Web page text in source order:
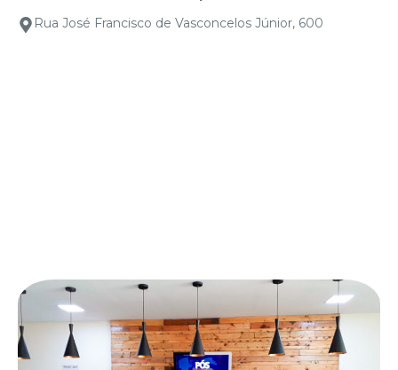
Rua José Francisco de Vasconcelos Júnior, 600